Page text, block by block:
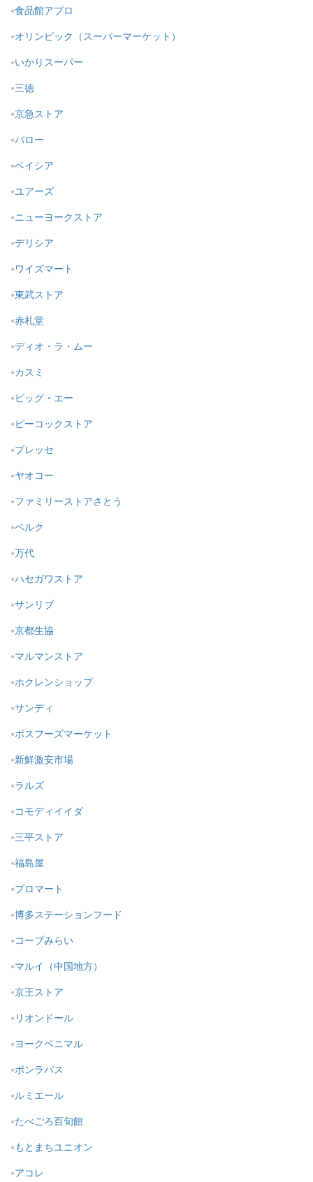
食品館アプロ
オリンピック（スーパーマーケット）
いかりスーパー
三徳
京急ストア
バロー
ベイシア
ユアーズ
ニューヨークストア
デリシア
ワイズマート
東武ストア
赤札堂
ディオ・ラ・ムー
カスミ
ビッグ・エー
ピーコックストア
プレッセ
ヤオコー
ファミリーストアさとう
ベルク
万代
ハセガワストア
サンリブ
京都生協
マルマンストア
ホクレンショップ
サンディ
ボスフーズマーケット
新鮮激安市場
ラルズ
コモディイイダ
三平ストア
福島屋
プロマート
博多ステーションフード
コープみらい
マルイ（中国地方）
京王ストア
リオンドール
ヨークベニマル
ボンラパス
ルミエール
たべごろ百旬館
もとまちユニオン
アコレ